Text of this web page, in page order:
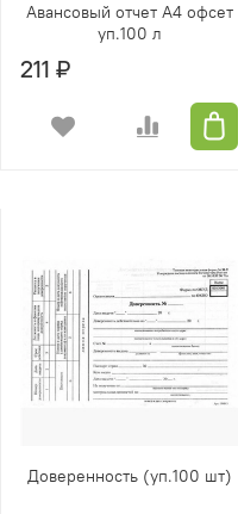
Авансовый отчет А4 офсет
уп.100 л
211 ₽
Доверенность (уп.100 шт)